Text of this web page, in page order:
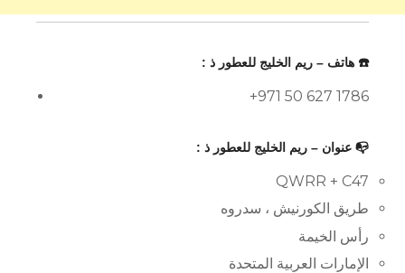
☎️ هاتف – ريم الخليج للعطور ذ :
+971 50 627 1786
📭 عنوان – ريم الخليج للعطور ذ :
QWRR + C47
طريق الكورنيش ، سدروه
رأس الخيمة
الإمارات العربية المتحدة